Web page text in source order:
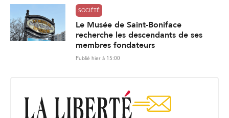
SOCIÉTÉ
Le Musée de Saint-Boniface
recherche les descendants de ses
membres fondateurs
Publié hier à 15:00